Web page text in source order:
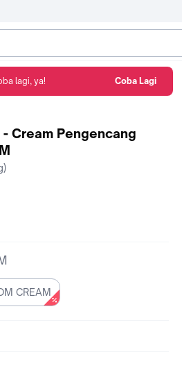
Cream Pengencang
CREAM
lagi, ya! Coba Lagi